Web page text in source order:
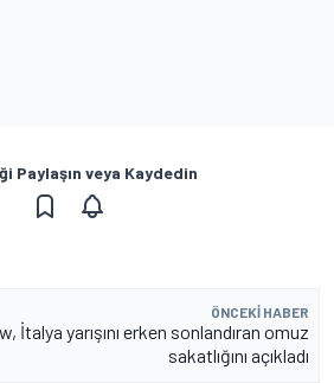
Paylaşın veya Kaydedin
ÖNCEKI HABER
İtalya yarışını erken sonlandıran omuz
sakatlığını açıkladı